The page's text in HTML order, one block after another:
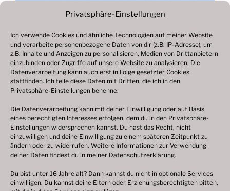
Privatsphäre-Einstellungen
Ich verwende Cookies und ähnliche Technologien auf meiner Website
und verarbeite personenbezogene Daten von dir (z.B. IP-Adresse), um
z.B. Inhalte und Anzeigen zu personalisieren, Medien von Drittanbietern
einzubinden oder Zugriffe auf unsere Website zu analysieren. Die
Datenverarbeitung kann auch erst in Folge gesetzter Cookies
stattfinden. Ich teile diese Daten mit Dritten, die ich in den
Privatsphäre-Einstellungen benenne.
Die Datenverarbeitung kann mit deiner Einwilligung oder auf Basis
eines berechtigten Interesses erfolgen, dem du in den Privatsphäre-
Einstellungen widersprechen kannst. Du hast das Recht, nicht
einzuwilligen und deine Einwilligung zu einem späteren Zeitpunkt zu
ändern oder zu widerrufen. Weitere Informationen zur Verwendung
deiner Daten findest du in meiner Datenschutzerklärung.
Du bist unter 16 Jahre alt? Dann kannst du nicht in optionale Services
einwilligen. Du kannst deine Eltern oder Erziehungsberechtigten bitten,
Beitragsnavigation
Vorheriger
Beitrag
Fotogalerie 2021
© 2003 – 2025 nilsbenthien.de,Datenschutzerklärung
|Cookie-Richtlinie EU|Impressum